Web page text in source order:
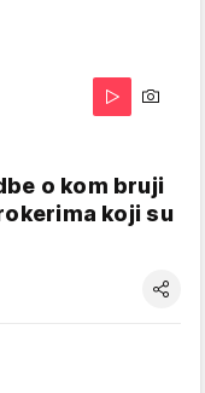
o kom bruji
koji su